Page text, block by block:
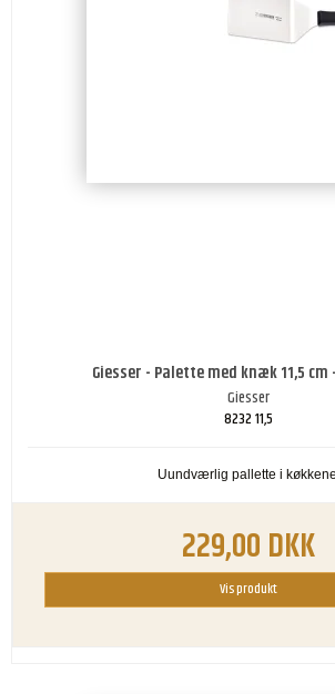
Giesser - Palette med knæk 11,5
Giesser
8232 11,5
Uundværlig pallette i
229,00 DKK
Vis produkt